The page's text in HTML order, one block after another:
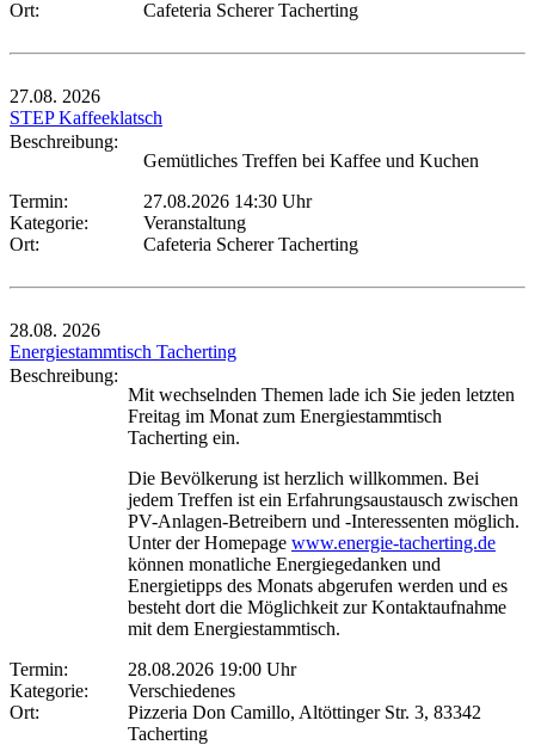
Ort: Cafeteria Scherer Tacherting
27.08. 2026
STEP Kaffeeklatsch
Beschreibung:
Gemütliches Treffen bei Kaffee und Kuchen
Termin:
27.08.2026 14:30 Uhr
Kategorie:
Veranstaltung
Ort:
Cafeteria Scherer Tacherting
28.08. 2026
Energiestammtisch Tacherting
Beschreibung:
Mit wechselnden Themen lade ich Sie jeden letzten
Freitag im Monat zum Energiestammtisch
Tacherting ein.
Die Bevölkerung ist herzlich willkommen. Bei
jedem Treffen ist ein Erfahrungsaustausch zwischen
PV-Anlagen-Betreibern und -Interessenten möglich.
Unter der Homepage www.energie-tacherting.de
können monatliche Energiegedanken und
Energietipps des Monats abgerufen werden und es
besteht dort die Möglichkeit zur Kontaktaufnahme
mit dem Energiestammtisch.
Termin:
28.08.2026 19:00 Uhr
Kategorie:
Verschiedenes
Ort:
Pizzeria Don Camillo, Altöttinger Str. 3, 83342
Tacherting